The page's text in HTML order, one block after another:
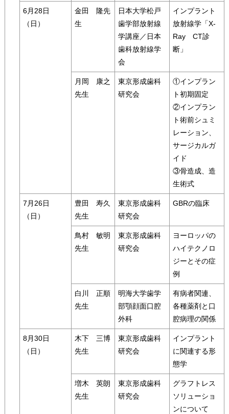
6月28日
（日）
金田 隆先
生
日本大学松戸
歯学部放射線
学講座／日本
歯科放射線学
会
インプラント
放射線学「X-
Ray CT診
断」
月岡 康之
先生
東京形成歯科
研究会
①インプラン
ト初期固定
②インプラン
ト術前シュミ
レーション、
サージカルガ
イド
③骨造成、造
生術式
7月26日
（日）
豊田 寿久
先生
東京形成歯科
研究会
GBRの臨床
鳥村 敏明
先生
東京形成歯科
研究会
ヨーロッパの
ハイテクノロ
ジーとその症
例
白川 正順
先生
明海大学歯学
部顎顔面口腔
外科
有病者関連、
各種薬剤と口
腔病理の関係
8月30日
（日）
木下 三博
先生
東京形成歯科
研究会
インプラント
に関連する形
態学
増木 英朗
先生
東京形成歯科
研究会
グラフトレス
ソリューショ
ンについて